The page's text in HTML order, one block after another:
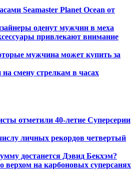
Seamaster Planet Ocean от
оденут мужчин в меха
привлекают внимание
мужчина может купить за
смену стрелкам в часах
отметили 40-летие Суперсерии
личных рекордов четвертый
достанется Дэвид Бекхэм?
верхом на карбоновых суперсанях